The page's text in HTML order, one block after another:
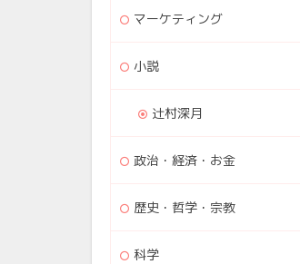
マーケティング
小説
辻村深月
政治・経済・お金
歴史・哲学・宗教
科学